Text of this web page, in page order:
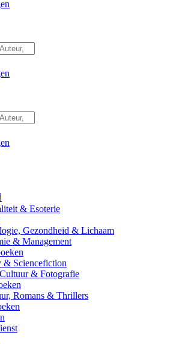
& Esoterie
Gezondheid & Lichaam
& Management
& Sciencefiction
& Fotografie
Romans & Thrillers